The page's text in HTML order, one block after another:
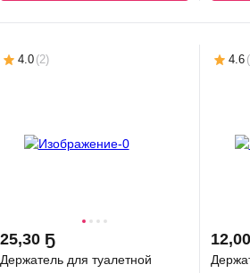
4.0 (2)
25,30 Ҕ
Держатель для туалетной
4.6 (
12,